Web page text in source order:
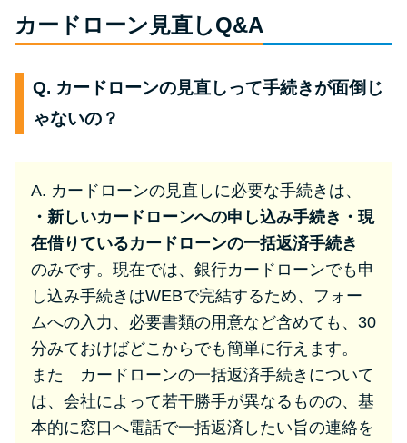
カードローン見直しQ&A
Q. カードローンの見直しって手続きが面倒じ
ゃないの？
A. カードローンの見直しに必要な手続きは、
・新しいカードローンへの申し込み手続き ・現
在借りているカードローンの一括返済手続き
のみです。現在では、銀行カードローンでも申
し込み手続きはWEBで完結するため、フォー
ムへの入力、必要書類の用意など含めても、30
分みておけばどこからでも簡単に行えます。
また カードローンの一括返済手続きについて
は、会社によって若干勝手が異なるものの、基
本的に窓口へ電話で一括返済したい旨の連絡を